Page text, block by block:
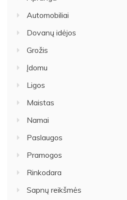
Automobiliai
Dovanų idėjos
Grožis
Įdomu
Ligos
Maistas
Namai
Paslaugos
Pramogos
Rinkodara
Sapnų reikšmės